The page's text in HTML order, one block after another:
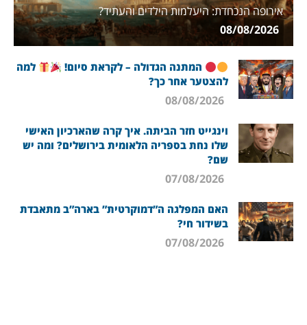
אירופה הנכחדת: היעלמות הילדים והעתיד?
המתנה הגדולה – לקראת סיום!
למה
להצטער אחר כך?
וינגייט חזר הביתה. איך קרה שהארכיון האישי
שלו נחת בספריה הלאומית בירושלים? ומה יש
שם?
האם המפלגה ה”דמוקרטית” בארה”ב מתאבדת
בשידור חי?